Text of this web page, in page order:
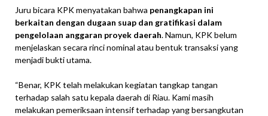
Juru bicara KPK menyatakan bahwa penangkapan ini
berkaitan dengan dugaan suap dan gratifikasi dalam
pengelolaan anggaran proyek daerah. Namun, KPK belum
menjelaskan secara rinci nominal atau bentuk transaksi yang
menjadi bukti utama.
“Benar, KPK telah melakukan kegiatan tangkap tangan
terhadap salah satu kepala daerah di Riau. Kami masih
melakukan pemeriksaan intensif terhadap yang bersangkutan